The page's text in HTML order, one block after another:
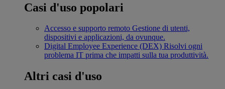
Casi d'uso popolari
Accesso e supporto remoto Gestione di utenti,
dispositivi e applicazioni, da ovunque.
Digital Employee Experience (DEX) Risolvi ogni
problema IT prima che impatti sulla tua produttività.
Altri casi d'uso